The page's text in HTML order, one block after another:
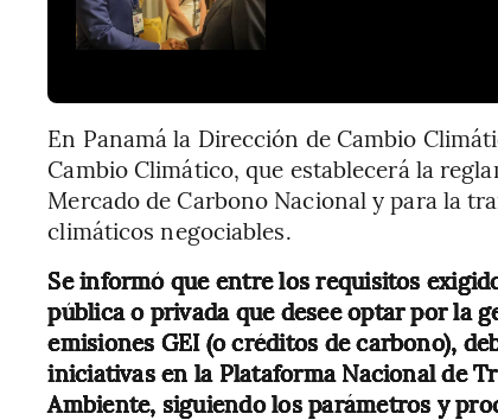
En Panamá la Dirección de Cambio
Cambio Climático, que establecerá la
Mercado de Carbono Nacional y para la
climáticos negociables.
Se informó que entre los requisitos
pública o privada que desee optar por la
emisiones GEI (o créditos de carbono),
iniciativas en la Plataforma Nacional de
Ambiente, siguiendo los parámetros y